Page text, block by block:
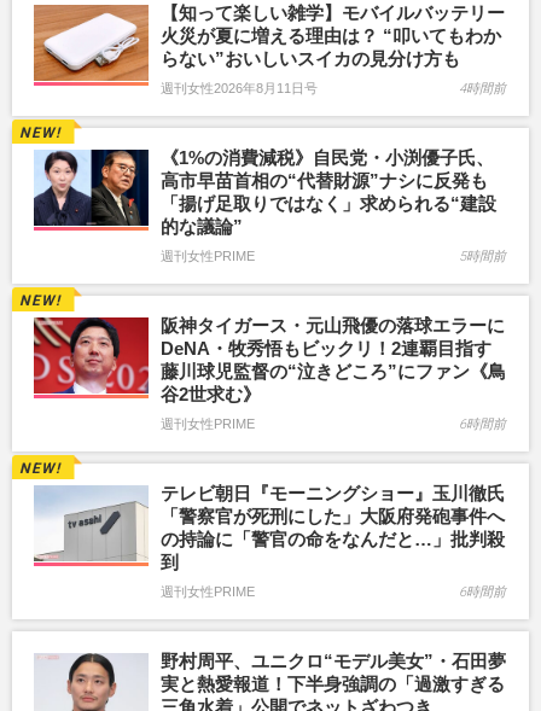
【知って楽しい雑学】モバイルバッテリー
火災が夏に増える理由は？ “叩いてもわか
らない”おいしいスイカの見分け方も
週刊女性2026年8月11日号 4時間前
《1%の消費減税》自民党・小渕優子氏、
高市早苗首相の“代替財源”ナシに反発も
「揚げ足取りではなく」求められる“建設
的な議論”
週刊女性PRIME 5時間前
阪神タイガース・元山飛優の落球エラーに
DeNA・牧秀悟もビックリ！2連覇目指す
藤川球児監督の“泣きどころ”にファン《鳥
谷2世求む》
週刊女性PRIME 6時間前
テレビ朝日『モーニングショー』玉川徹氏
「警察官が死刑にした」大阪府発砲事件へ
の持論に「警官の命をなんだと…」批判殺
到
週刊女性PRIME 6時間前
野村周平、ユニクロ“モデル美女”・石田夢
実と熱愛報道！下半身強調の「過激すぎる
三角水着」公開でネットざわつき